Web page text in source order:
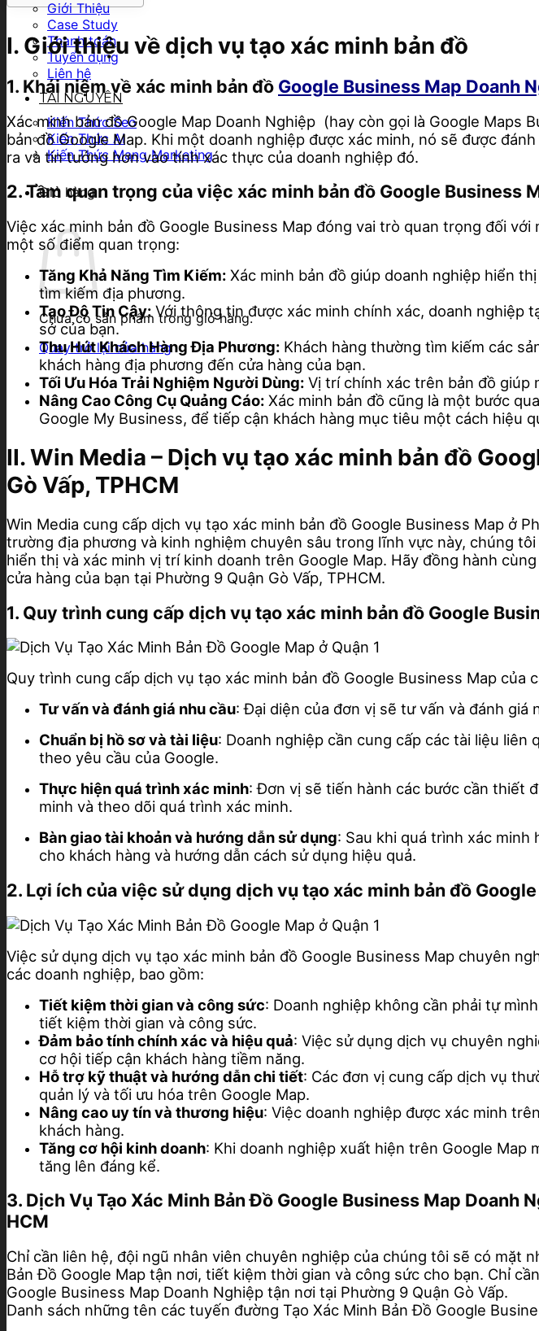
Giới Thiệu
Case Study
Thanh toán
Tuyển dụng
Liên hệ
TÀI NGUYÊN
Kiến Thức Seo
Kiến Thức AI
Kiến Thức Mạng Marketing
Giỏ hàng
Chưa có sản phẩm trong giỏ hàng.
Quay trở lại cửa hàng
I. Giới thiệu về dịch vụ tạo xác minh bản đồ
1. Khái niệm về xác minh bản đồ Google Business Map Doanh
Xác minh bản đồ Google Map Doanh Nghiệp (hay còn gọi là Google
bản đồ Google Map. Khi một doanh nghiệp được xác minh, nó sẽ được
ra và tin tưởng hơn vào tính xác thực của doanh nghiệp đó.
2. Tầm quan trọng của việc xác minh bản đồ Google Business
Việc xác minh bản đồ Google Business Map đóng vai trò quan trọng đối
một số điểm quan trọng:
Tăng Khả Năng Tìm Kiếm: Xác minh bản đồ giúp doanh nghiệp hiển
tìm kiếm địa phương.
Tạo Độ Tin Cậy: Với thông tin được xác minh chính xác, doanh nghiệp
sở của bạn.
Thu Hút Khách Hàng Địa Phương: Khách hàng thường tìm kiếm các
khách hàng địa phương đến cửa hàng của bạn.
Tối Ưu Hóa Trải Nghiệm Người Dùng: Vị trí chính xác trên bản đồ giúp
Nâng Cao Công Cụ Quảng Cáo: Xác minh bản đồ cũng là một bước
Google My Business, để tiếp cận khách hàng mục tiêu một cách hiệu
II. Win Media – Dịch vụ tạo xác minh bản đồ
Gò Vấp, TPHCM
Win Media cung cấp dịch vụ tạo xác minh bản đồ Google Business Map ở
trường địa phương và kinh nghiệm chuyên sâu trong lĩnh vực này, chúng
hiển thị và xác minh vị trí kinh doanh trên Google Map. Hãy đồng hành
cửa hàng của bạn tại Phường 9 Quận Gò Vấp, TPHCM.
1. Quy trình cung cấp dịch vụ tạo xác minh bản đồ Google
Quy trình cung cấp dịch vụ tạo xác minh bản đồ Google Business Map của
Tư vấn và đánh giá nhu cầu: Đại diện của đơn vị sẽ tư vấn và đánh
Chuẩn bị hồ sơ và tài liệu: Doanh nghiệp cần cung cấp các tài liệu
theo yêu cầu của Google.
Thực hiện quá trình xác minh: Đơn vị sẽ tiến hành các bước cần thiết
minh và theo dõi quá trình xác minh.
Bàn giao tài khoản và hướng dẫn sử dụng: Sau khi quá trình xác
cho khách hàng và hướng dẫn cách sử dụng hiệu quả.
2. Lợi ích của việc sử dụng dịch vụ tạo xác minh bản đồ
Việc sử dụng dịch vụ tạo xác minh bản đồ Google Business Map chuyên
các doanh nghiệp, bao gồm:
Tiết kiệm thời gian và công sức: Doanh nghiệp không cần phải tự
tiết kiệm thời gian và công sức.
Đảm bảo tính chính xác và hiệu quả: Việc sử dụng dịch vụ chuyên
cơ hội tiếp cận khách hàng tiềm năng.
Hỗ trợ kỹ thuật và hướng dẫn chi tiết: Các đơn vị cung cấp dịch vụ
quản lý và tối ưu hóa trên Google Map.
Nâng cao uy tín và thương hiệu: Việc doanh nghiệp được xác minh
khách hàng.
Tăng cơ hội kinh doanh: Khi doanh nghiệp xuất hiện trên Google Map
tăng lên đáng kể.
3. Dịch Vụ Tạo Xác Minh Bản Đồ Google Business Map
HCM
Chỉ cần liên hệ, đội ngũ nhân viên chuyên nghiệp của chúng tôi sẽ có mặt
Bản Đồ Google Map tận nơi, tiết kiệm thời gian và công sức cho bạn. Chỉ
Google Business Map Doanh Nghiệp tận nơi tại Phường 9 Quận Gò Vấp.
Danh sách những tên các tuyến đường Tạo Xác Minh Bản Đồ Google